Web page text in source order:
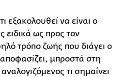
εξακολουθεί να είναι ο
ειδικά ως προς τον
τρόπο ζωής που διάγει ο
μπροστά στη
τι σημαίνει